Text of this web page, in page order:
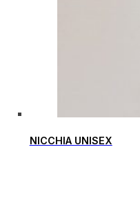
NICCHIA UNISEX